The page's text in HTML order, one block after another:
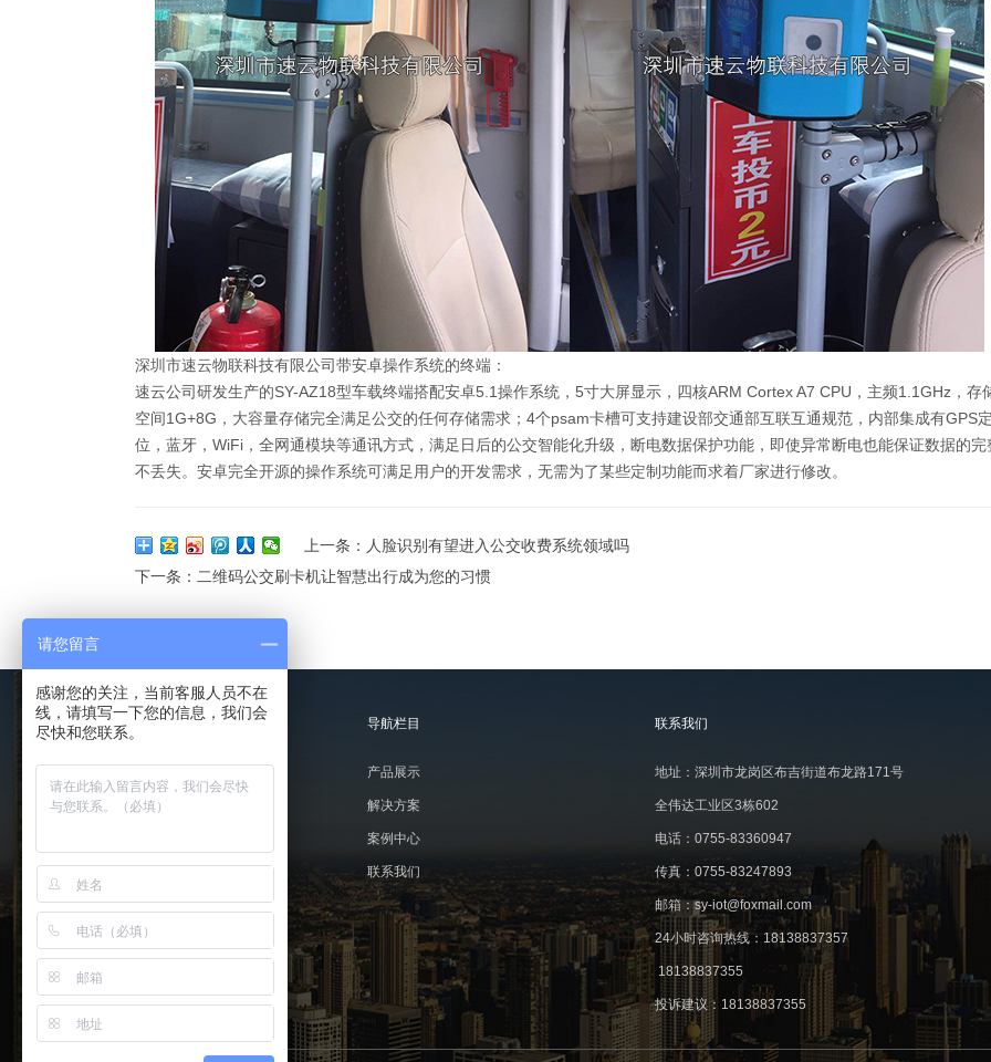
深圳市速云物联科技有限公司带安卓操作系统的终端：
速云公司研发生产的SY-AZ18型车载终端搭配安卓5.1操作系统，5寸大屏显示，四核ARM Cortex A7 CPU，主频1.1GHz，存
空间1G+8G，大容量存储完全满足公交的任何存储需求；4个psam卡槽可支持建设部交通部互联互通规范，内部集成有GPS
位，蓝牙，WiFi，全网通模块等通讯方式，满足日后的公交智能化升级，断电数据保护功能，即使异常断电也能保证数据的完
不丢失。安卓完全开源的操作系统可满足用户的开发需求，无需为了某些定制功能而求着厂家进行修改。
上一条： 人脸识别有望进入公交收费系统领域吗
下一条： 二维码公交刷卡机让智慧出行成为您的习惯
友情链接
城市公交一卡通
微信第三方软件支付
公交二维码刷卡机
导航栏目
产品展示
解决方案
案例中心
联系我们
联系我们
地址：深圳市龙岗区布吉街道布龙路171号
全伟达工业区3栋602
电话：0755-83360947
传真：0755-83247893
邮箱：sy-iot@foxmail.com
24小时咨询热线：18138837357
18138837355
投诉建议：18138837355
请您留言
感谢您的关注，当前客服人员不在
线，请填写一下您的信息，我们会
尽快和您联系。